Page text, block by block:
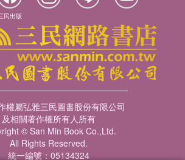
民出版
權屬弘雅三民圖書股份有限公司
及相關著作權所有人所有
© San Min Book Co.,Ltd.
All Rights Reserved.
統一編號：05134324